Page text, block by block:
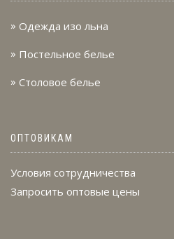
Одежда изо льна
Постельное белье
Столовое белье
ОПТОВИКАМ
Условия сотрудничества
Запросить оптовые цены